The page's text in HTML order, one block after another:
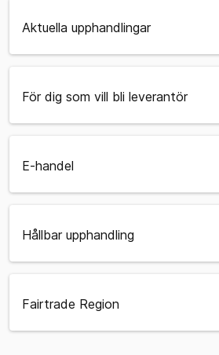
Aktuella upphandlingar
För dig som vill bli leverantör
E-handel
Hållbar upphandling
Fairtrade Region